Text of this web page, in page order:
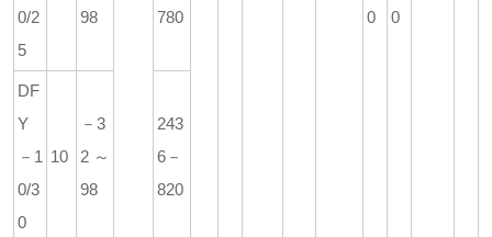
0
0
0/2
5
98
780
DF
Y
－1
0/3
0
10
－3
2～
98
243
6－
820